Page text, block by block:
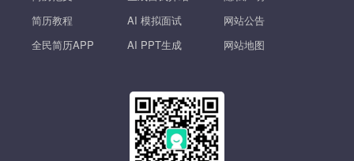
简历教程
全民简历APP
AI 模拟面试
AI PPT生成
网站公告
网站地图